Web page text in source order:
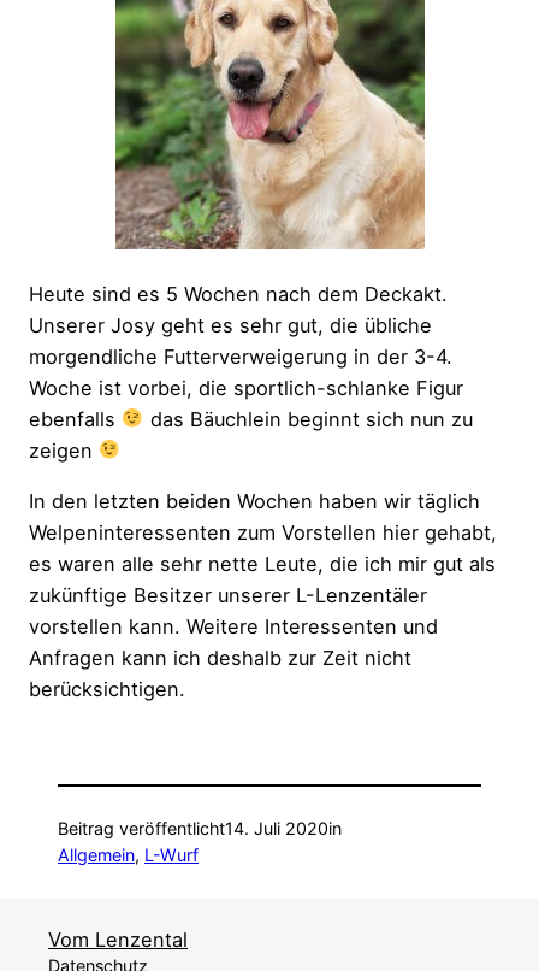
Heute sind es 5 Wochen nach dem Deckakt.
Unserer Josy geht es sehr gut, die übliche
morgendliche Futterverweigerung in der 3-4.
Woche ist vorbei, die sportlich-schlanke Figur
ebenfalls
das Bäuchlein beginnt sich nun zu
zeigen
In den letzten beiden Wochen haben wir täglich
Welpeninteressenten zum Vorstellen hier gehabt,
es waren alle sehr nette Leute, die ich mir gut als
zukünftige Besitzer unserer L-Lenzentäler
vorstellen kann. Weitere Interessenten und
Anfragen kann ich deshalb zur Zeit nicht
berücksichtigen.
Beitrag veröffentlicht14. Juli 2020in
Allgemein, L-Wurf
Vom Lenzental
Datenschutz